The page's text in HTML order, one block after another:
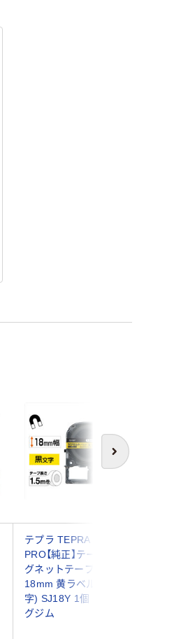
次へ
テプラ TEPRA
PRO【純正】テープ マ
グネットテープ 幅
18mm 黄ラベル(黒文
字) SJ18Y 1個 キン
グジム